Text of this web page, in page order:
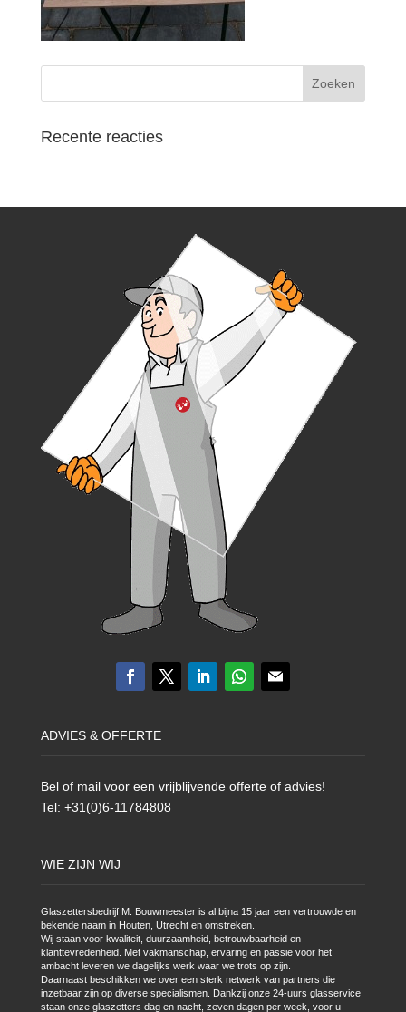
Recente reacties
ADVIES & OFFERTE
Bel of mail voor een vrijblijvende offerte of advies!
Tel: +31(0)6-11784808
WIE ZIJN WIJ
Glaszettersbedrijf M. Bouwmeester is al bijna 15 jaar een vertrouwde en
bekende naam in Houten, Utrecht en omstreken.
Wij staan voor kwaliteit, duurzaamheid, betrouwbaarheid en
klanttevredenheid. Met vakmanschap, ervaring en passie voor het
ambacht leveren we dagelijks werk waar we trots op zijn.
Daarnaast beschikken we over een sterk netwerk van partners die
inzetbaar zijn op diverse specialismen. Dankzij onze 24-uurs glasservice
staan onze glaszetters dag en nacht, zeven dagen per week, voor u